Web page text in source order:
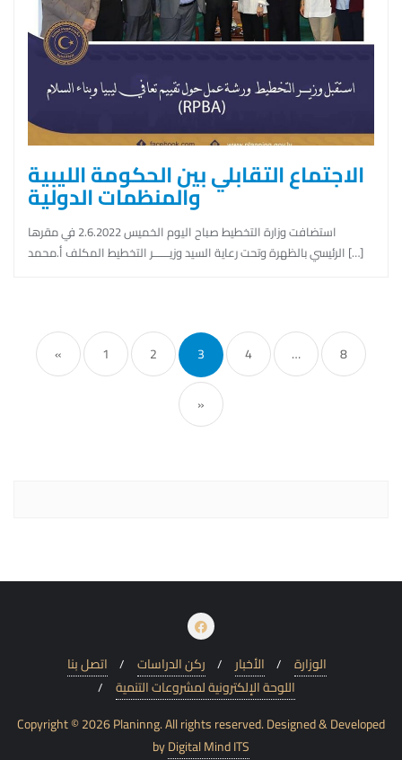
الاجتماع التقابلي بين الحكومة الليبية
والمنظمات الدولية
استضافت وزارة التخطيط صباح اليوم الخميس 2.6.2022 في مقرها
الرئيسي بالظهرة وتحت رعاية السيد وزيــــــر التخطيط المكلف أ.محمد […]
Posts
pagination
« 1 2 3 4 … 8
»
اتصل بنا ركن الدراسات الأخبار
الوزارة
اللوحة الإلكترونية لمشروعات التنمية
Copyright © 2026 Planinng. All rights reserved.Designed & Developed
byDigital Mind ITS